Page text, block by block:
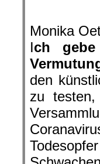
Monika
Ich
den
zu